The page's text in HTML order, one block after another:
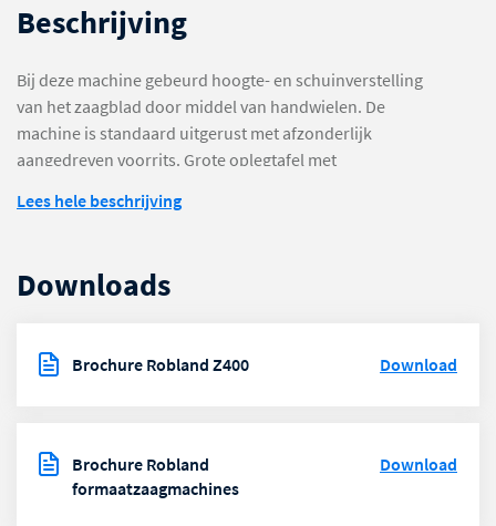
Beschrijving
Bij deze machine gebeurd hoogte- en schuinverstelling
van het zaagblad door middel van handwielen. De
machine is standaard uitgerust met afzonderlijk
aangedreven voorrits. Grote oplegtafel met
wegklapbare aanslagen.
Lees hele beschrijving
Downloads
Brochure Robland Z400 Download
Brochure Robland
formaatzaagmachines
Download